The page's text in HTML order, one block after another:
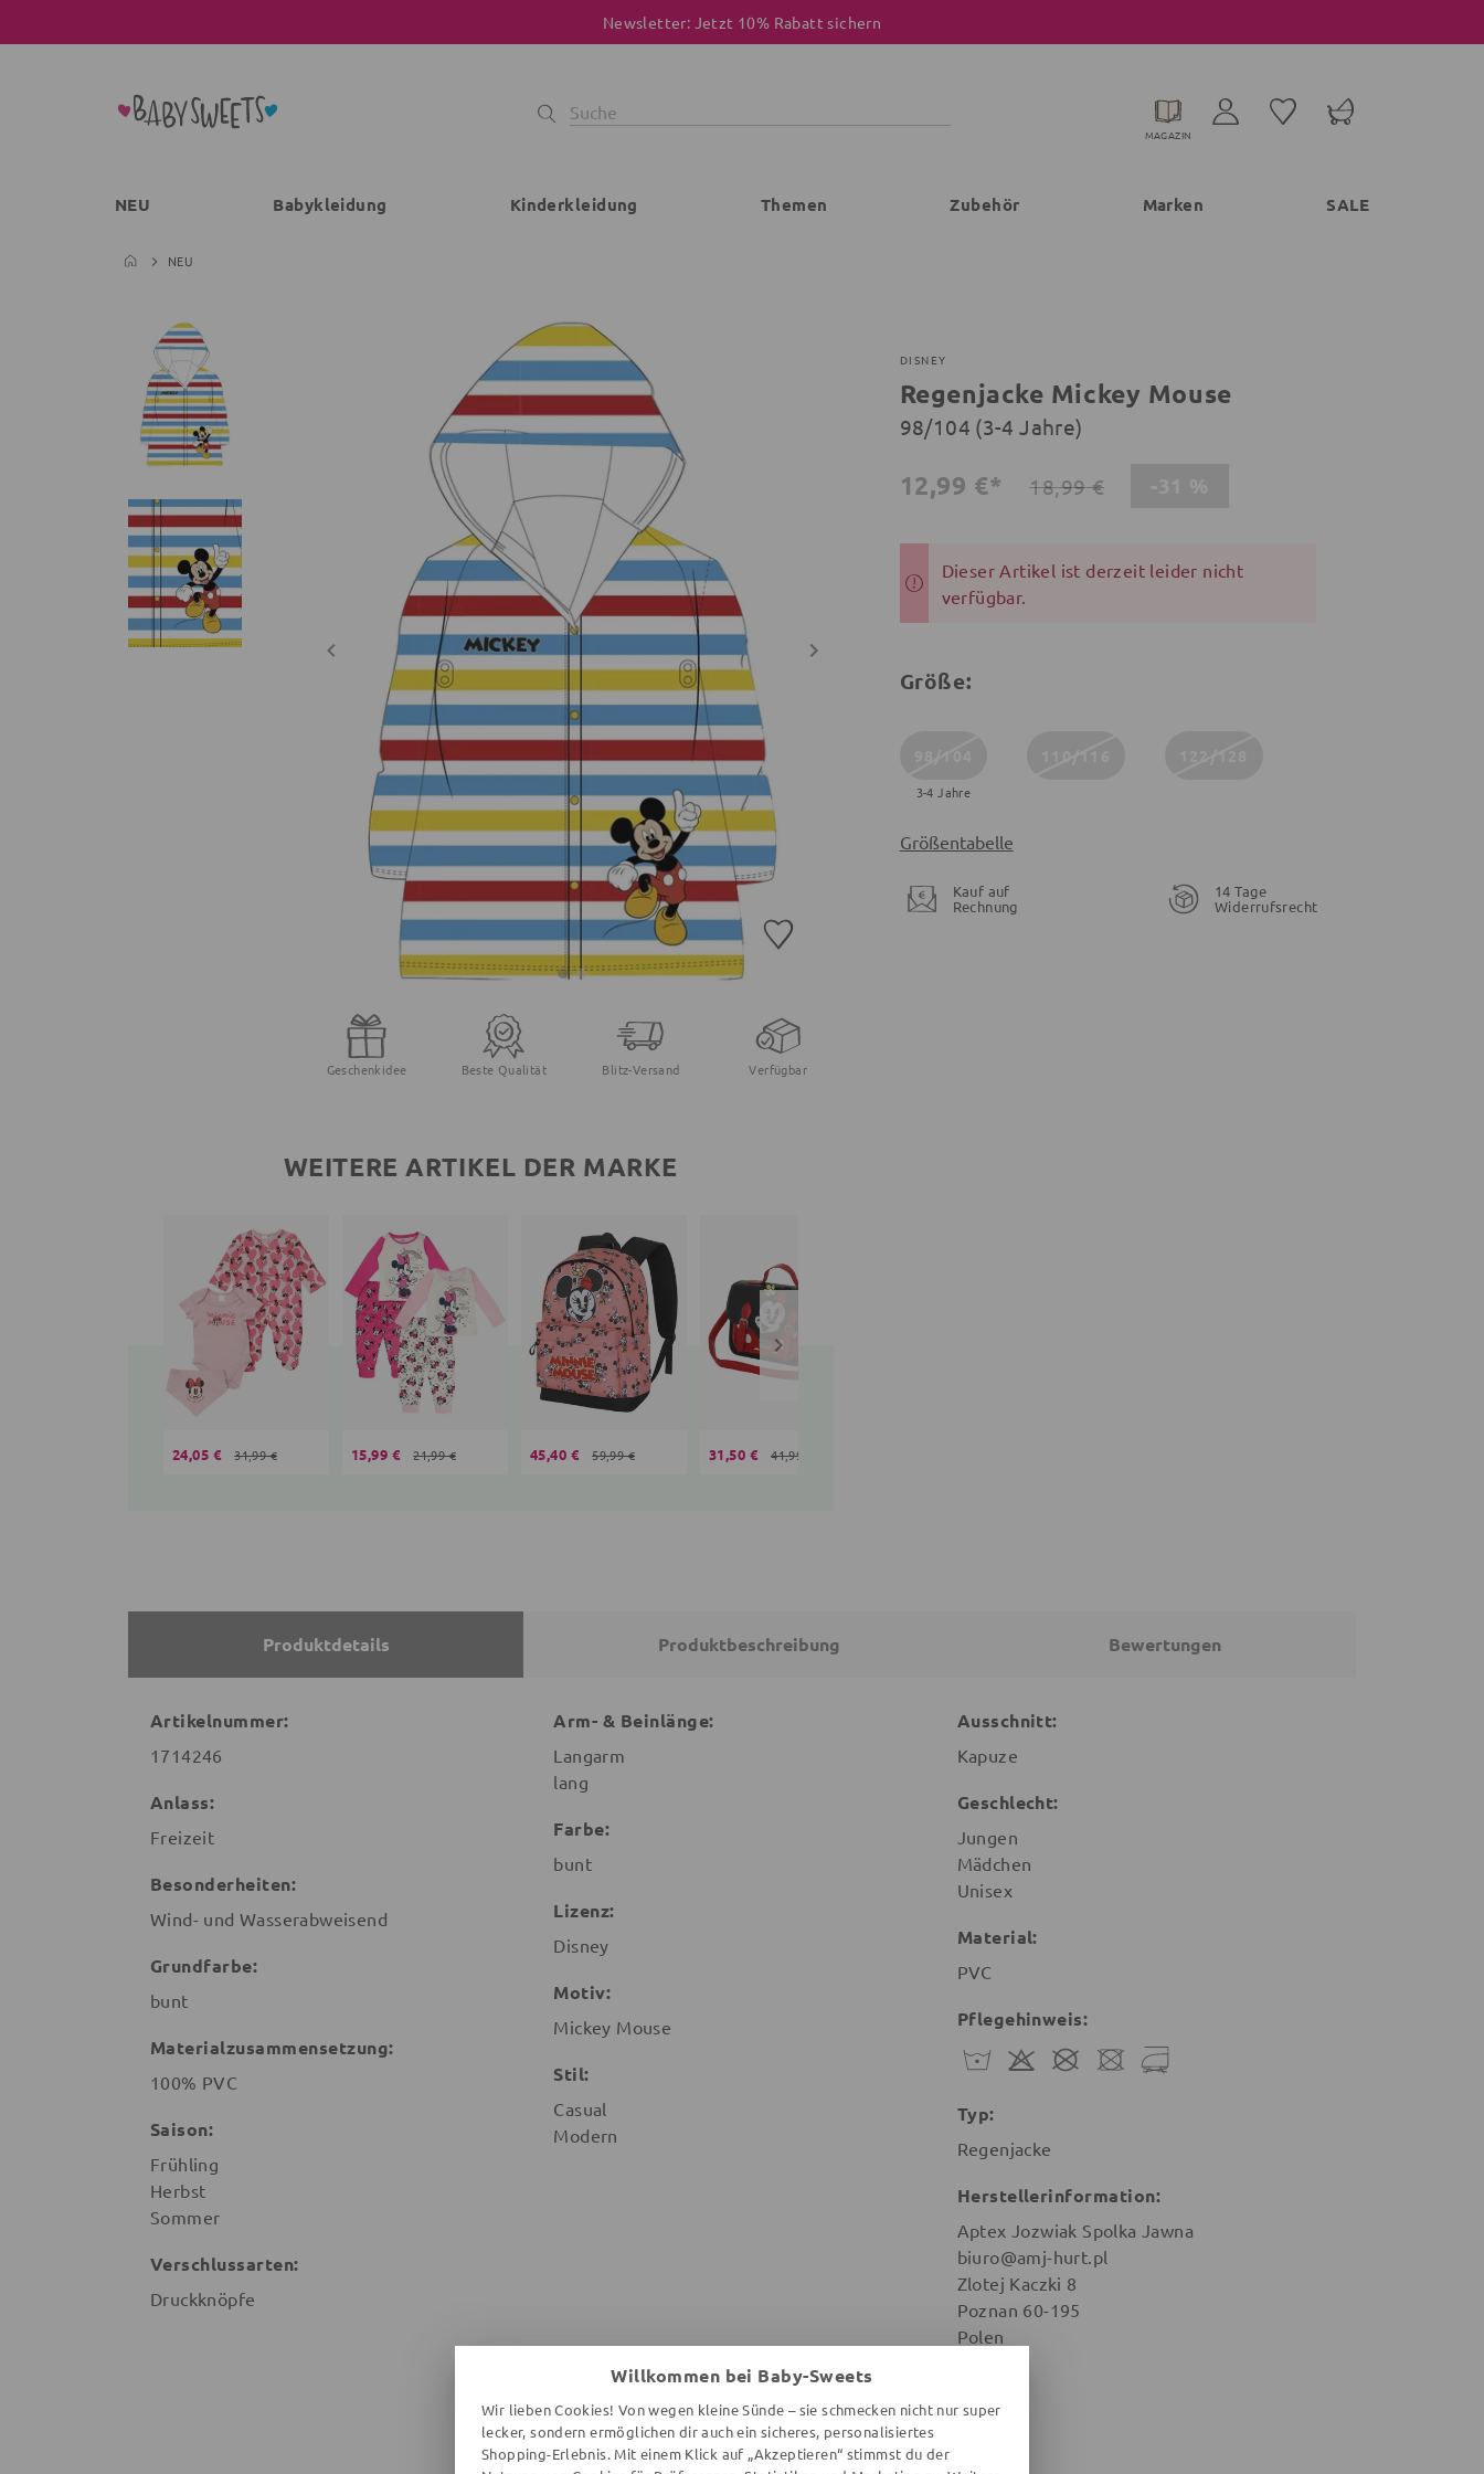
Newsletter: Jetzt 10% Rabatt sichern
MAGAZIN
NEU Babykleidung Kinderkleidung Themen Zubehör Marken SALE
NEU
Geschenkidee Beste Qualität Blitz-Versand Verfügbar
WEITERE ARTIKEL DER MARKE
24,05 € 31,99 € 15,99 € 21,99 € 45,40 € 59,99 € 31,50 € 41,99 €
DISNEY
Regenjacke Mickey Mouse
98/104 (3-4 Jahre)
12,99 €* 18,99 €
Dieser Artikel ist derzeit leider nicht
verfügbar.
Größe:
3-4 Jahre
Größentabelle
Kauf auf
Rechnung
14 Tage
Widerrufsrecht
Produktdetails Produktbeschreibung Bewertungen
Artikelnummer:
1714246
Anlass:
Freizeit
Besonderheiten:
Wind- und Wasserabweisend
Grundfarbe:
bunt
Materialzusammensetzung:
100% PVC
Saison:
Frühling
Herbst
Sommer
Verschlussarten:
Druckknöpfe
Arm- & Beinlänge:
Langarm
lang
Farbe:
bunt
Lizenz:
Disney
Motiv:
Mickey Mouse
Stil:
Casual
Modern
Ausschnitt:
Kapuze
Geschlecht:
Jungen
Mädchen
Unisex
Material:
PVC
Pflegehinweis:
Typ:
Regenjacke
Herstellerinformation:
Aptex Jozwiak Spolka Jawna
biuro@amj-hurt.pl
Zlotej Kaczki 8
Poznan 60-195
Polen
Willkommen bei Baby-Sweets
Wir lieben Cookies! Von wegen kleine Sünde – sie schmecken nicht nur super
lecker, sondern ermöglichen dir auch ein sicheres, personalisiertes
Shopping-Erlebnis. Mit einem Klick auf „Akzeptieren“ stimmst du der